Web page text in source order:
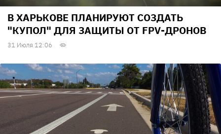
В ХАРЬКОВЕ ПЛАНИРУЮТ СОЗДАТЬ
"КУПОЛ" ДЛЯ ЗАЩИТЫ ОТ FPV-ДРОНОВ
31 Июля 12:06